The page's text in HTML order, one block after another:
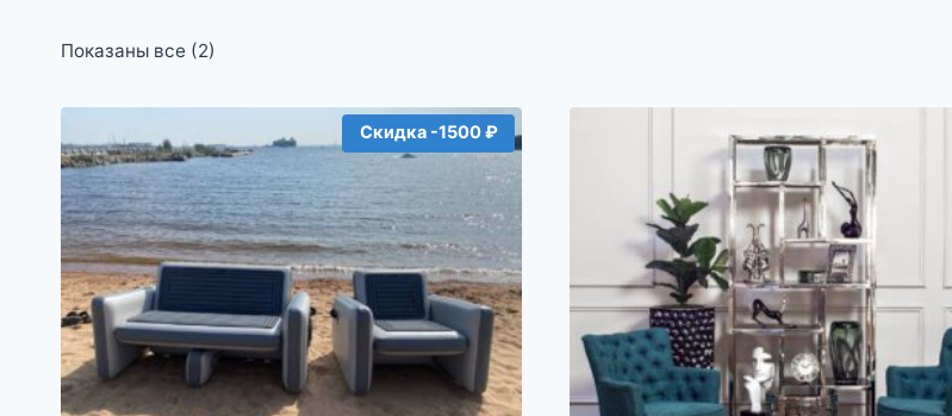
Показаны все (2)
Скидка -1500 ₽